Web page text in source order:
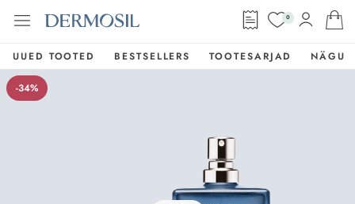
0
UUED TOOTED BESTSELLERS TOOTESARJAD NÄGU
-34%